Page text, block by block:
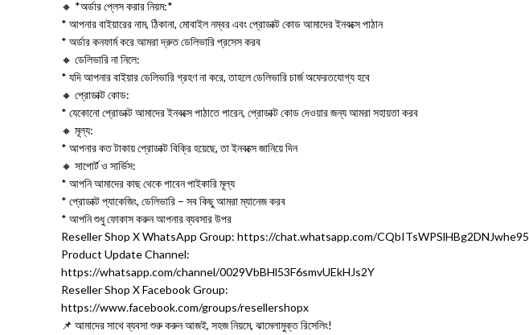
🔸 *অর্ডার প্লেস করার নিয়ম:*
* আপনার বাইয়ারের নাম, ঠিকানা, মোবাইল নম্বর এবং প্রোডাক্ট কোড আমাদের ইনবক্সে পাঠান
* অর্ডার কনফার্ম করে আমরা দ্রুত ডেলিভারি প্রসেস করব
🔸 ডেলিভারি না নিলে:
* যদি আপনার বাইয়ার ডেলিভারি গ্রহণ না করে, তাহলে ডেলিভারি চার্জ অফেরতযোগ্য হবে
🔸 প্রোডাক্ট কোড:
* যেকোনো প্রোডাক্ট আমাদের ইনবক্সে পাঠাতে পারেন, প্রোডাক্ট কোড দেওয়ার জন্য আমরা সহায়তা করব
🔸 মূল্য:
* আপনার কত টাকায় প্রোডাক্ট বিক্রি হয়েছে, তা ইনবক্সে জানিয়ে দিন
🔸 সাপোর্ট ও সার্ভিস:
* আপনি আমাদের কাছ থেকে পাবেন পাইকারি মূল্য
* প্রোডাক্ট প্যাকেজিং, ডেলিভারি – সব কিছু আমরা ম্যানেজ করব
* আপনি শুধু ফোকাস করুন আপনার ব্যবসার উপর
Reseller Shop X WhatsApp Group: https://chat.whatsapp.com/CQbITsWPSlHBg2DNJwhe95
Product Update Channel:
https://whatsapp.com/channel/0029VbBHl53F6smvUEkHJs2Y
Reseller Shop X Facebook Group:
https://www.facebook.com/groups/resellershopx
📌 আমাদের সাথে ব্যবসা শুরু করুন আজই, সহজ নিয়মে, ঝামেলামুক্ত রিসেলিং!